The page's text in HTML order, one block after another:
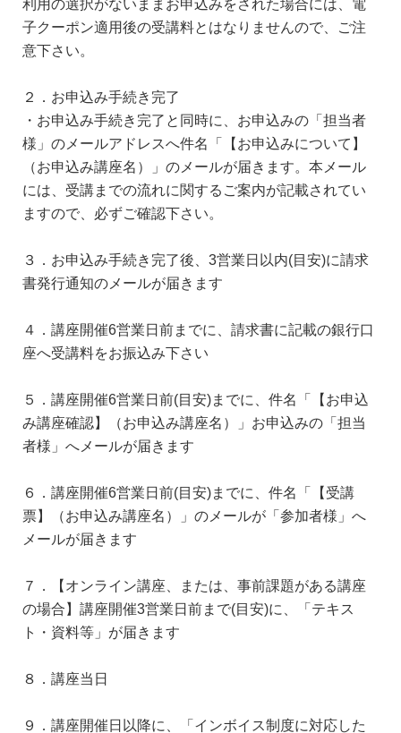
利用の選択がないままお申込みをされた場合には、電
子クーポン適用後の受講料とはなりませんので、ご注
意下さい。
２．お申込み手続き完了
・お申込み手続き完了と同時に、お申込みの「担当者
様」のメールアドレスへ件名「【お申込みについて】
（お申込み講座名）」のメールが届きます。本メール
には、受講までの流れに関するご案内が記載されてい
ますので、必ずご確認下さい。
３．お申込み手続き完了後、3営業日以内(目安)に請求
書発行通知のメールが届きます
４．講座開催6営業日前までに、請求書に記載の銀行口
座へ受講料をお振込み下さい
５．講座開催6営業日前(目安)までに、件名「【お申込
み講座確認】（お申込み講座名）」お申込みの「担当
者様」へメールが届きます
６．講座開催6営業日前(目安)までに、件名「【受講
票】（お申込み講座名）」のメールが「参加者様」へ
メールが届きます
７．【オンライン講座、または、事前課題がある講座
の場合】講座開催3営業日前まで(目安)に、「テキス
ト・資料等」が届きます
８．講座当日
９．講座開催日以降に、「インボイス制度に対応した